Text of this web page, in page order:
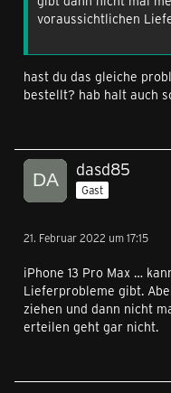
voraussichtlichen
hast du das gleiche
bestellt? hab halt auch
dasd85
Gast
21. Februar 2022 um 17:15
iPhone 13 Pro Max …
Lieferprobleme gibt.
ziehen und dann nicht
erteilen geht gar nicht.